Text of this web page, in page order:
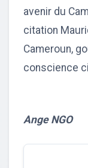
avenir du
citation
Cameroun,
conscience
Ange NGO